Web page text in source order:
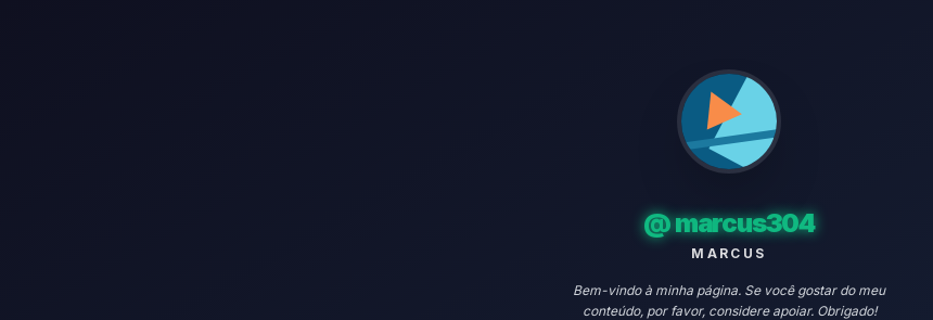
@marcus304
MARCUS
Bem-vindo à minha página. Se você gostar do meu
conteúdo, por favor, considere apoiar. Obrigado!